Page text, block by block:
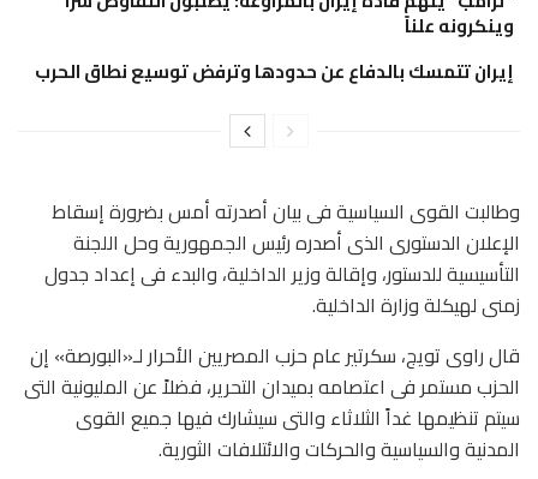
وينكرونه علناً
إيران تتمسك بالدفاع عن حدودها وترفض توسيع نطاق الحرب
وطالبت القوى السياسية فى بيان أصدرته أمس بضرورة إسقاط
الإعلان الدستورى الذى أصدره رئيس الجمهورية وحل اللجنة
التأسيسية للدستور، وإقالة وزير الداخلية، والبدء فى إعداد جدول
زمنى لهيكلة وزارة الداخلية.
قال راوى تويج، سكرتير عام حزب المصريين الأحرار لـ«البورصة» إن
الحزب مستمر فى اعتصامه بميدان التحرير، فضلاً عن المليونية التى
سيتم تنظيمها غداً الثلاثاء والتى سيشارك فيها جميع القوى
المدنية والسياسية والحركات والائتلافات الثورية.